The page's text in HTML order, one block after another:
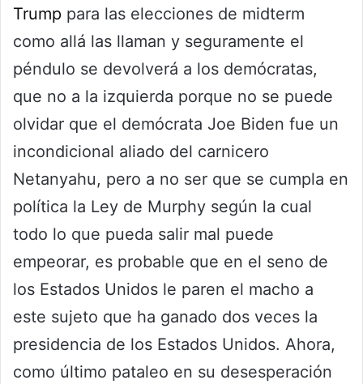
Trump para las elecciones de midterm
como allá las llaman y seguramente el
péndulo se devolverá a los demócratas,
que no a la izquierda porque no se puede
olvidar que el demócrata Joe Biden fue un
incondicional aliado del carnicero
Netanyahu, pero a no ser que se cumpla en
política la Ley de Murphy según la cual
todo lo que pueda salir mal puede
empeorar, es probable que en el seno de
los Estados Unidos le paren el macho a
este sujeto que ha ganado dos veces la
presidencia de los Estados Unidos. Ahora,
como último pataleo en su desesperación